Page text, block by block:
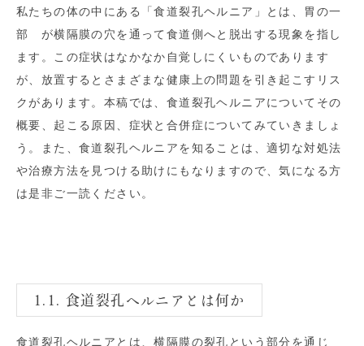
私たちの体の中にある「食道裂孔ヘルニア」とは、胃の一
部 が横隔膜の穴を通って食道側へと脱出する現象を指し
ます。この症状はなかなか自覚しにくいものであります
が、放置するとさまざまな健康上の問題を引き起こすリス
クがあります。本稿では、食道裂孔ヘルニアについてその
概要、起こる原因、症状と合併症についてみていきましょ
う。また、食道裂孔ヘルニアを知ることは、適切な対処法
や治療方法を見つける助けにもなりますので、気になる方
は是非ご一読ください。
1.1. 食道裂孔ヘルニアとは何か
食道裂孔ヘルニアとは、横隔膜の裂孔という部分を通じ